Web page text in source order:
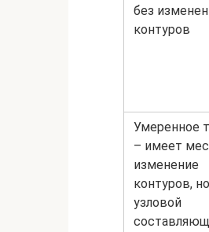
без
контуров
Умеренное
– имеет
изменение
контуров,
узловой